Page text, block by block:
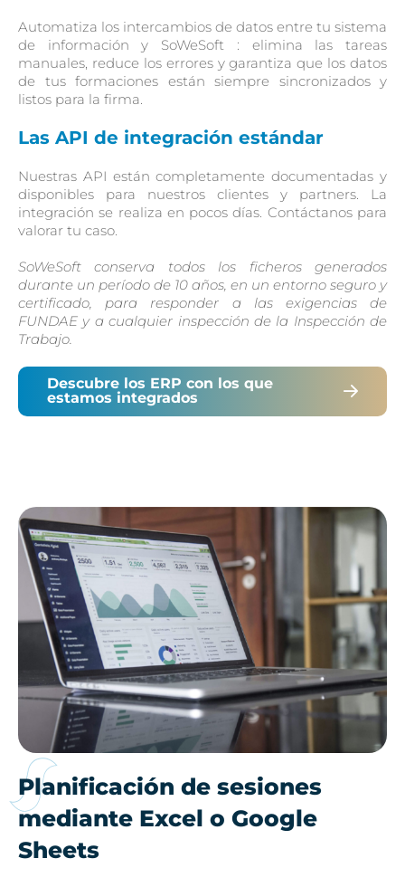
Automatiza los intercambios de datos entre tu sistema
de información y SoWeSoft : elimina las tareas
manuales, reduce los errores y garantiza que los datos
de tus formaciones están siempre sincronizados y
listos para la firma.
Las API de integración estándar
Nuestras API están completamente documentadas y
disponibles para nuestros clientes y partners. La
integración se realiza en pocos días. Contáctanos para
valorar tu caso.
SoWeSoft conserva todos los ficheros generados
durante un período de 10 años, en un entorno seguro y
certificado, para responder a las exigencias de
FUNDAE y a cualquier inspección de la Inspección de
Trabajo.
Descubre los ERP con los que
estamos integrados
Planificación de sesiones
mediante Excel o Google
Sheets